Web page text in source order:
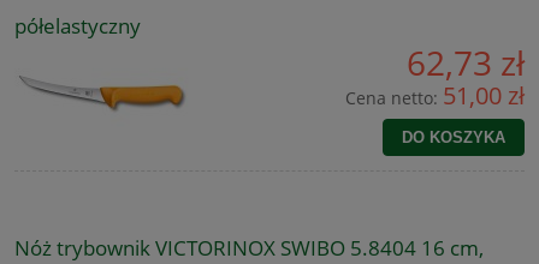
półelastyczny
62,73 zł
Cena netto: 51,00 zł
DO KOSZYKA
Nóż trybownik VICTORINOX SWIBO 5.8404 16 cm,